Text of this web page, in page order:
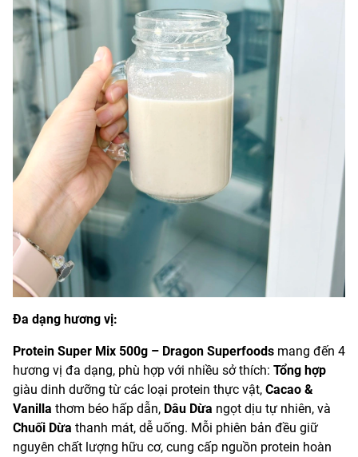
Đa dạng hương vị:
Protein Super Mix 500g – Dragon Superfoods mang đến 4
hương vị đa dạng, phù hợp với nhiều sở thích: Tổng hợp
giàu dinh dưỡng từ các loại protein thực vật, Cacao &
Vanilla thơm béo hấp dẫn, Dâu Dừa ngọt dịu tự nhiên, và
Chuối Dừa thanh mát, dễ uống. Mỗi phiên bản đều giữ
nguyên chất lượng hữu cơ, cung cấp nguồn protein hoàn